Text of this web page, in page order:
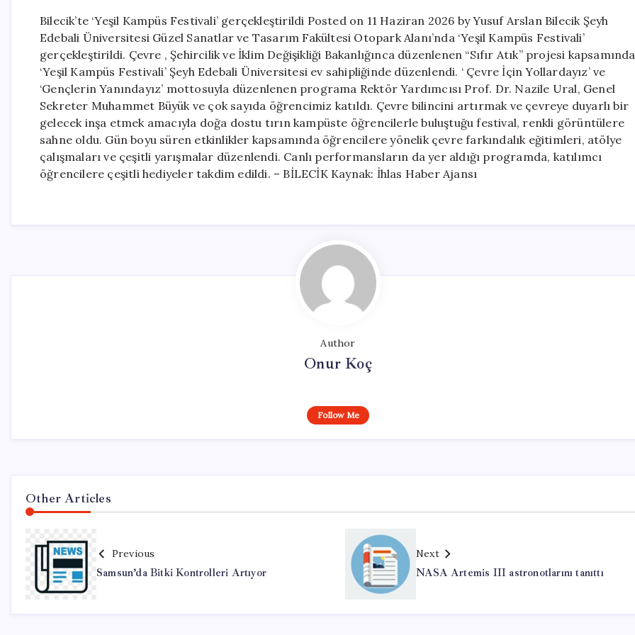
Bilecik’te ‘Yeşil Kampüs Festivali’ gerçekleştirildi Posted on 11 Haziran 2026 by Yusuf Arslan Bilecik Şeyh
Edebali Üniversitesi Güzel Sanatlar ve Tasarım Fakültesi Otopark Alanı’nda ‘Yeşil Kampüs Festivali’
gerçekleştirildi. Çevre , Şehircilik ve İklim Değişikliği Bakanlığınca düzenlenen “Sıfır Atık” projesi kapsamında
‘Yeşil Kampüs Festivali’ Şeyh Edebali Üniversitesi ev sahipliğinde düzenlendi. ‘ Çevre İçin Yollardayız’ ve
‘Gençlerin Yanındayız’ mottosuyla düzenlenen programa Rektör Yardımcısı Prof. Dr. Nazile Ural, Genel
Sekreter Muhammet Büyük ve çok sayıda öğrencimiz katıldı. Çevre bilincini artırmak ve çevreye duyarlı bir
gelecek inşa etmek amacıyla doğa dostu tırın kampüste öğrencilerle buluştuğu festival, renkli görüntülere
sahne oldu. Gün boyu süren etkinlikler kapsamında öğrencilere yönelik çevre farkındalık eğitimleri, atölye
çalışmaları ve çeşitli yarışmalar düzenlendi. Canlı performansların da yer aldığı programda, katılımcı
öğrencilere çeşitli hediyeler takdim edildi. – BİLECİK Kaynak: İhlas Haber Ajansı
Author
Onur Koç
Follow Me
Other Articles
Previous
Samsun’da Bitki Kontrolleri Artıyor
Next
NASA Artemis III astronotlarını tanıttı